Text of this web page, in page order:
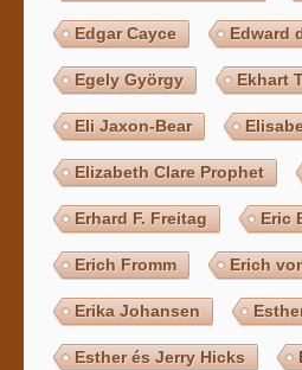
Edgar Cayce Edward
Egely György Ekhart
Eli Jaxon-Bear
Elizabeth Clare Prophet
Erhard F. Freitag Eric
Erich Fromm Erich
Erika Johansen
Esther és Jerry Hicks